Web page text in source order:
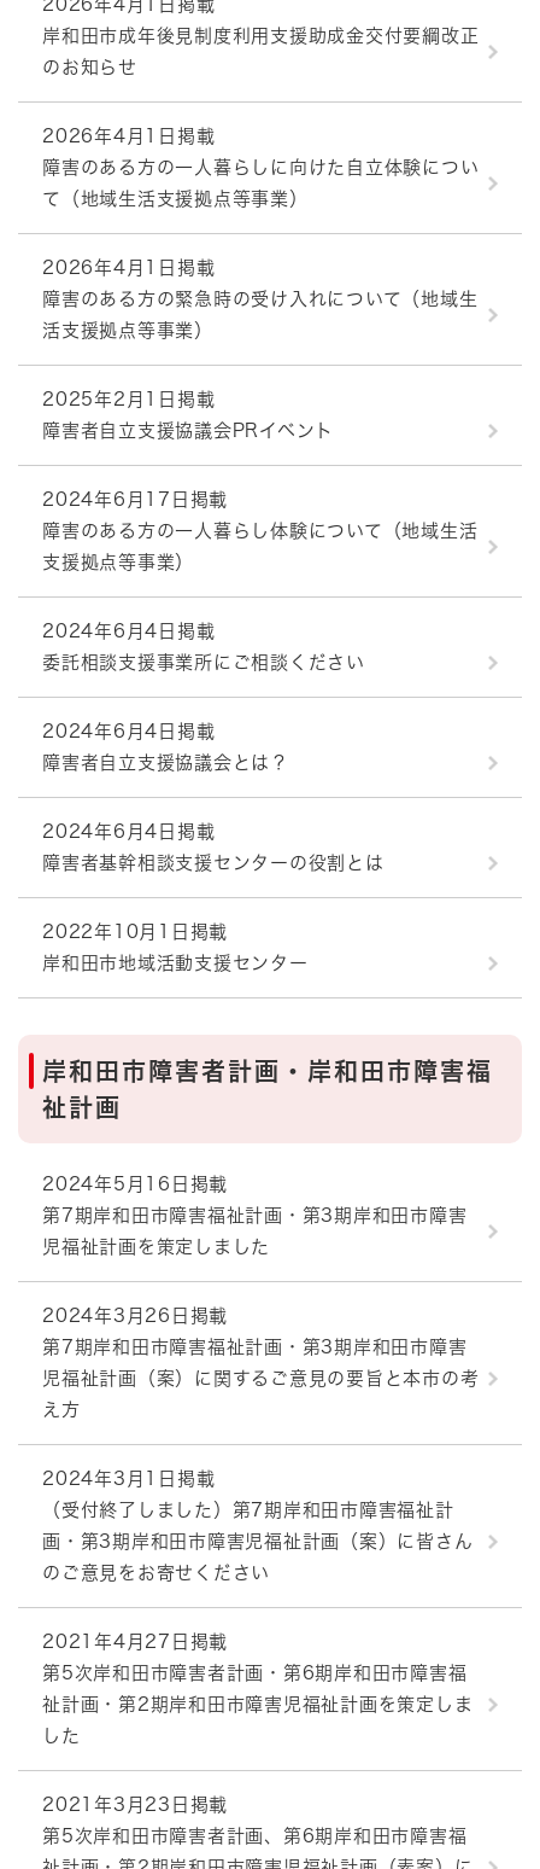
2026年4月1日掲載
岸和田市成年後見制度利用支援助成金交付要綱改正
のお知らせ
2026年4月1日掲載
障害のある方の一人暮らしに向けた自立体験につい
て（地域生活支援拠点等事業）
2026年4月1日掲載
障害のある方の緊急時の受け入れについて（地域生
活支援拠点等事業）
2025年2月1日掲載
障害者自立支援協議会PRイベント
2024年6月17日掲載
障害のある方の一人暮らし体験について（地域生活
支援拠点等事業）
2024年6月4日掲載
委託相談支援事業所にご相談ください
2024年6月4日掲載
障害者自立支援協議会とは？
2024年6月4日掲載
障害者基幹相談支援センターの役割とは
2022年10月1日掲載
岸和田市地域活動支援センター
岸和田市障害者計画・岸和田市障害福
祉計画
2024年5月16日掲載
第7期岸和田市障害福祉計画・第3期岸和田市障害
児福祉計画を策定しました
2024年3月26日掲載
第7期岸和田市障害福祉計画・第3期岸和田市障害
児福祉計画（案）に関するご意見の要旨と本市の考
え方
2024年3月1日掲載
（受付終了しました）第7期岸和田市障害福祉計
画・第3期岸和田市障害児福祉計画（案）に皆さん
のご意見をお寄せください
2021年4月27日掲載
第5次岸和田市障害者計画・第6期岸和田市障害福
祉計画・第2期岸和田市障害児福祉計画を策定しま
した
2021年3月23日掲載
第5次岸和田市障害者計画、第6期岸和田市障害福